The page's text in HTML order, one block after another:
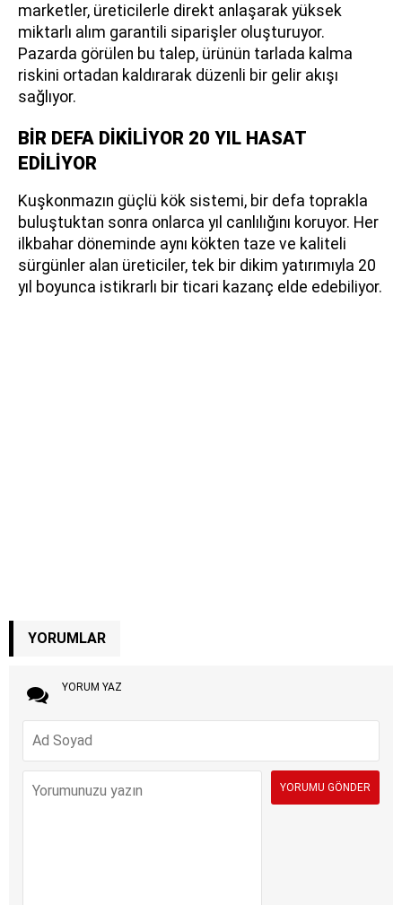
marketler, üreticilerle direkt anlaşarak yüksek
miktarlı alım garantili siparişler oluşturuyor.
Pazarda görülen bu talep, ürünün tarlada kalma
riskini ortadan kaldırarak düzenli bir gelir akışı
sağlıyor.
BİR DEFA DİKİLİYOR 20 YIL HASAT
EDİLİYOR
Kuşkonmazın güçlü kök sistemi, bir defa toprakla
buluştuktan sonra onlarca yıl canlılığını koruyor. Her
ilkbahar döneminde aynı kökten taze ve kaliteli
sürgünler alan üreticiler, tek bir dikim yatırımıyla 20
yıl boyunca istikrarlı bir ticari kazanç elde edebiliyor.
YORUMLAR
YORUM YAZ